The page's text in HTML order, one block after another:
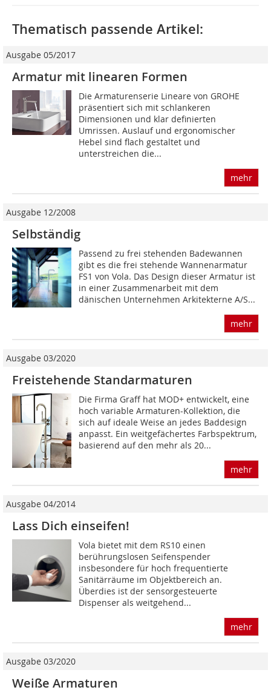
Thematisch passende Artikel:
Ausgabe 05/2017
Armatur mit linearen Formen
Die Armaturenserie Lineare von GROHE
präsentiert sich mit schlankeren
Dimensionen und klar definierten
Umrissen. Auslauf und ergonomischer
Hebel sind flach gestaltet und
unterstreichen die...
mehr
Ausgabe 12/2008
Selbständig
Passend zu frei stehenden Badewannen
gibt es die frei stehende Wannenarmatur
FS1 von Vola. Das Design dieser Armatur ist
in einer Zusammenarbeit mit dem
dänischen Unternehmen Arkitekterne A/S...
mehr
Ausgabe 03/2020
Freistehende Standarmaturen
Die Firma Graff hat MOD+ entwickelt, eine
hoch variable Armaturen-Kollektion, die
sich auf ideale Weise an jedes Baddesign
anpasst. Ein weitgefächertes Farbspektrum,
basierend auf den mehr als 20...
mehr
Ausgabe 04/2014
Lass Dich einseifen!
Vola bietet mit dem RS10 einen
berührungslosen Seifenspender
insbesondere für hoch frequentierte
Sanitärräume im Objektbereich an.
Überdies ist der sensorgesteuerte
Dispenser als weitgehend...
mehr
Ausgabe 03/2020
Weiße Armaturen